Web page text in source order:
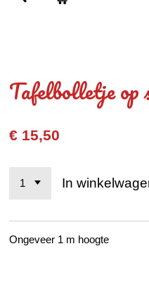
Tafelbolletje op
€ 15,50
In
Ongeveer 1 m hoogte